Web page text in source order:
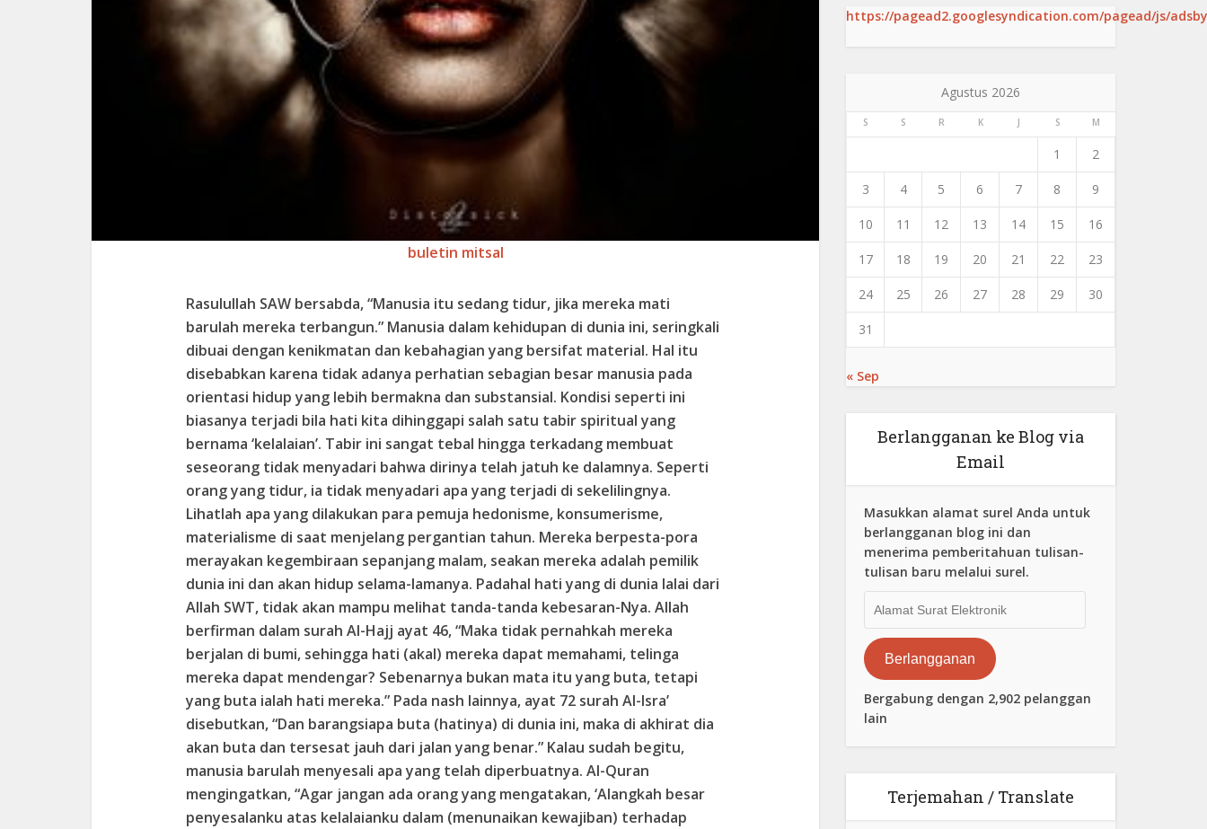
buletin mitsal
Rasulullah SAW bersabda, “Manusia itu sedang tidur, jika mereka mati
barulah mereka terbangun.” Manusia dalam kehidupan di dunia ini, seringkali
dibuai dengan kenikmatan dan kebahagian yang bersifat material. Hal itu
disebabkan karena tidak adanya perhatian sebagian besar manusia pada
orientasi hidup yang lebih bermakna dan substansial. Kondisi seperti ini
biasanya terjadi bila hati kita dihinggapi salah satu tabir spiritual yang
bernama ‘kelalaian’. Tabir ini sangat tebal hingga terkadang membuat
seseorang tidak menyadari bahwa dirinya telah jatuh ke dalamnya. Seperti
orang yang tidur, ia tidak menyadari apa yang terjadi di sekelilingnya.
Lihatlah apa yang dilakukan para pemuja hedonisme, konsumerisme,
materialisme di saat menjelang pergantian tahun. Mereka berpesta-pora
merayakan kegembiraan sepanjang malam, seakan mereka adalah pemilik
dunia ini dan akan hidup selama-lamanya. Padahal hati yang di dunia lalai dari
Allah SWT, tidak akan mampu melihat tanda-tanda kebesaran-Nya. Allah
berfirman dalam surah Al-Hajj ayat 46, “Maka tidak pernahkah mereka
berjalan di bumi, sehingga hati (akal) mereka dapat memahami, telinga
mereka dapat mendengar? Sebenarnya bukan mata itu yang buta, tetapi
yang buta ialah hati mereka.” Pada nash lainnya, ayat 72 surah Al-Isra’
disebutkan, “Dan barangsiapa buta (hatinya) di dunia ini, maka di akhirat dia
akan buta dan tersesat jauh dari jalan yang benar.” Kalau sudah begitu,
manusia barulah menyesali apa yang telah diperbuatnya. Al-Quran
mengingatkan, “Agar jangan ada orang yang mengatakan, ‘Alangkah besar
penyesalanku atas kelalaianku dalam (menunaikan kewajiban) terhadap
https://pagead2.googlesyndication.com/pagead/js/
Agustus 2026
S S R K J S M
1 2
3 4 5 6 7 8 9
10 11 12 13 14 15 16
17 18 19 20 21 22 23
24 25 26 27 28 29 30
31
« Sep
Berlangganan ke Blog via
Email
Masukkan alamat surel Anda untuk
berlangganan blog ini dan
menerima pemberitahuan tulisan-
tulisan baru melalui surel.
Surat
Elektronik
Berlangganan
Bergabung dengan 2,902 pelanggan
lain
Terjemahan / Translate